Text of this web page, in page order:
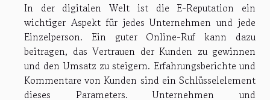
In der digitalen Welt ist die E-Reputation ein
wichtiger Aspekt für jedes Unternehmen und jede
Einzelperson. Ein guter Online-Ruf kann dazu
beitragen, das Vertrauen der Kunden zu gewinnen
und den Umsatz zu steigern. Erfahrungsberichte und
Kommentare von Kunden sind ein Schlüsselelement
dieses Parameters. Unternehmen und